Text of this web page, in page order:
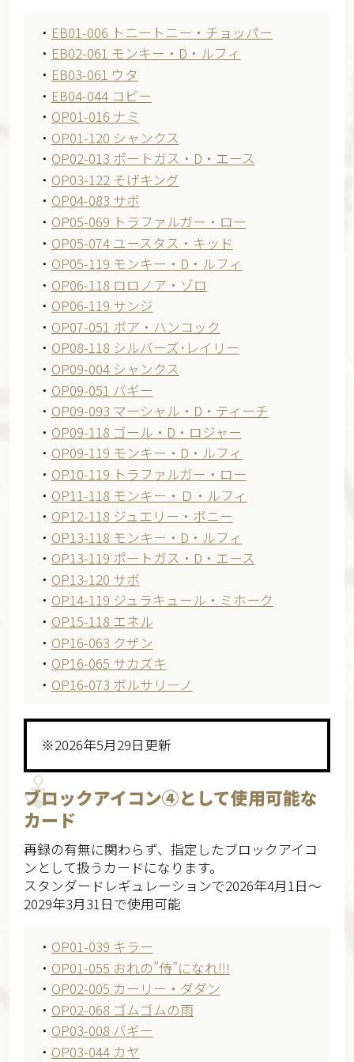
・ EB01-006 トニートニー・チョッパー
・ EB02-061 モンキー・D・ルフィ
・ EB03-061 ウタ
・ EB04-044 コビー
・ OP01-016 ナミ
・ OP01-120 シャンクス
・ OP02-013 ポートガス・D・エース
・ OP03-122 そげキング
・ OP04-083 サボ
・ OP05-069 トラファルガー・ロー
・ OP05-074 ユースタス・キッド
・ OP05-119 モンキー・D・ルフィ
・ OP06-118 ロロノア・ゾロ
・ OP06-119 サンジ
・ OP07-051 ボア・ハンコック
・ OP08-118 シルバーズ･レイリー
・ OP09-004 シャンクス
・ OP09-051 バギー
・ OP09-093 マーシャル・D・ティーチ
・ OP09-118 ゴール・D・ロジャー
・ OP09-119 モンキー・D・ルフィ
・ OP10-119 トラファルガー・ロー
・ OP11-118 モンキー・Ｄ・ルフィ
・ OP12-118 ジュエリー・ボニー
・ OP13-118 モンキー・D・ルフィ
・ OP13-119 ポートガス・D・エース
・ OP13-120 サボ
・ OP14-119 ジュラキュール・ミホーク
・ OP15-118 エネル
・ OP16-063 クザン
・ OP16-065 サカズキ
・ OP16-073 ボルサリーノ
※2026年5月29日更新
ブロックアイコン④として使用可能な
カード
再録の有無に関わらず、指定したブロックアイコ
ンとして扱うカードになります。
スタンダードレギュレーションで2026年4月1日～
2029年3月31日で使用可能
・ OP01-039 キラー
・ OP01-055 おれの”侍”になれ‼!
・ OP02-005 カーリー・ダダン
・ OP02-068 ゴムゴムの雨
・ OP03-008 バギー
・ OP03-044 カヤ